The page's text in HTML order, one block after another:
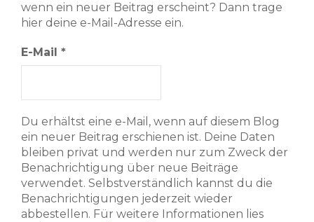
wenn ein neuer Beitrag erscheint? Dann trage
hier deine e-Mail-Adresse ein.
E-Mail *
Du erhältst eine e-Mail, wenn auf diesem Blog
ein neuer Beitrag erschienen ist. Deine Daten
bleiben privat und werden nur zum Zweck der
Benachrichtigung über neue Beiträge
verwendet. Selbstverständlich kannst du die
Benachrichtigungen jederzeit wieder
abbestellen. Für weitere Informationen lies